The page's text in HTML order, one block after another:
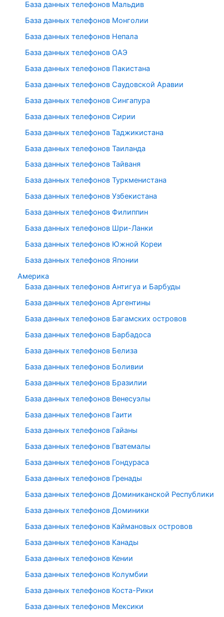
База данных телефонов Мальдив
База данных телефонов Монголии
База данных телефонов Непала
База данных телефонов ОАЭ
База данных телефонов Пакистана
База данных телефонов Саудовской Аравии
База данных телефонов Сингапура
База данных телефонов Сирии
База данных телефонов Таджикистана
База данных телефонов Таиланда
База данных телефонов Тайваня
База данных телефонов Туркменистана
База данных телефонов Узбекистана
База данных телефонов Филиппин
База данных телефонов Шри-Ланки
База данных телефонов Южной Кореи
База данных телефонов Японии
Америка
База данных телефонов Антигуа и Барбуды
База данных телефонов Аргентины
База данных телефонов Багамских островов
База данных телефонов Барбадоса
База данных телефонов Белиза
База данных телефонов Боливии
База данных телефонов Бразилии
База данных телефонов Венесуэлы
База данных телефонов Гаити
База данных телефонов Гайаны
База данных телефонов Гватемалы
База данных телефонов Гондураса
База данных телефонов Гренады
База данных телефонов Доминиканской Республики
База данных телефонов Доминики
База данных телефонов Каймановых островов
База данных телефонов Канады
База данных телефонов Кении
База данных телефонов Колумбии
База данных телефонов Коста-Рики
База данных телефонов Мексики